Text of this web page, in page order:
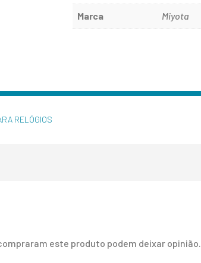
Marca Miyota
RELÓGIOS
este produto podem deixar opinião.